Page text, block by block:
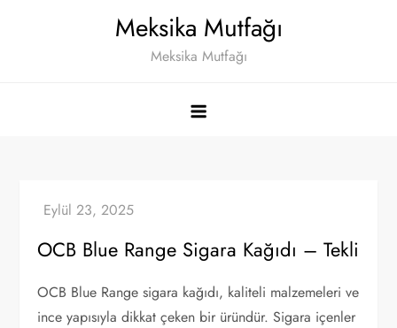
Meksika Mutfağı
Meksika Mutfağı
OCB Blue Range Sigara Kağıdı – Tekli
OCB Blue Range sigara kağıdı, kaliteli malzemeleri ve
ince yapısıyla dikkat çeken bir üründür. Sigara içenler